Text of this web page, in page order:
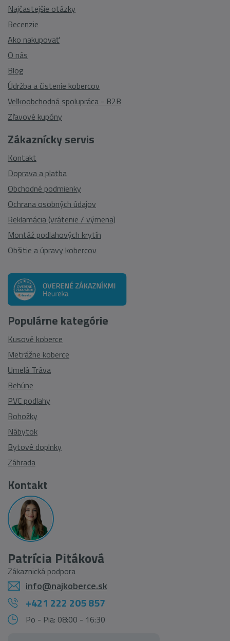
Zákaznícky servis
Kontakt
Doprava a platba
Obchodné podmienky
Ochrana osobných údajov
Reklamácia (vrátenie / výmena)
Montáž podlahových krytín
Obšitie a úpravy kobercov
Najčastejšie otázky
Recenzie
Ako nakupovať
O nás
Blog
Údržba a čistenie kobercov
Veľkoobchodná spolupráca - B2B
Zľavové kupóny
Populárne kategórie
Kusové koberce
Metrážne koberce
Umelá Tráva
Behúne
PVC podlahy
Rohožky
Nábytok
Bytové doplnky
Záhrada
Kontakt
Patrícia Pitáková
Zákaznická podpora
info@najkoberce.sk
+421 222 205 857
Po - Pia: 08:00 - 16:30